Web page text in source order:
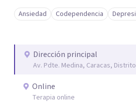
dudas, pero si te sientes bloqueado
ataques de pánico, miedos o el
acción. Trabajaremos juntos para
el estrés cotidiano, devolviéndote
forma ágil y efectiva.
Ansiedad Codependencia
Dirección principal
Av. Pdte. Medina, Caracas,
Online
Terapia online